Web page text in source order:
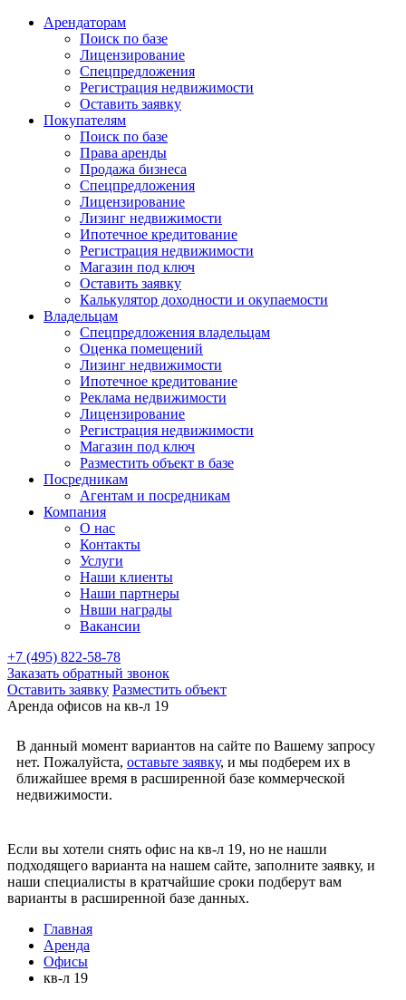
Арендаторам
Поиск по базе
Лицензирование
Спецпредложения
Регистрация недвижимости
Оставить заявку
Покупателям
Поиск по базе
Права аренды
Продажа бизнеса
Спецпредложения
Лицензирование
Лизинг недвижимости
Ипотечное кредитование
Регистрация недвижимости
Магазин под ключ
Оставить заявку
Калькулятор доходности и окупаемости
Владельцам
Спецпредложения владельцам
Оценка помещений
Лизинг недвижимости
Ипотечное кредитование
Реклама недвижимости
Лицензирование
Регистрация недвижимости
Магазин под ключ
Разместить объект в базе
Посредникам
Агентам и посредникам
Компания
О нас
Контакты
Услуги
Наши клиенты
Наши партнеры
Нвши награды
Вакансии
+7 (495) 822-58-78
Заказать обратный звонок
Оставить заявку Разместить объект
Аренда офисов на кв-л 19
В данный момент вариантов на сайте по Вашему запросу
нет. Пожалуйста, оставьте заявку, и мы подберем их в
ближайшее время в расширенной базе коммерческой
недвижимости.
Если вы хотели снять офис на кв-л 19, но не нашли
подходящего варианта на нашем сайте, заполните заявку, и
наши специалисты в кратчайшие сроки подберут вам
варианты в расширенной базе данных.
Главная
Аренда
Офисы
кв-л 19